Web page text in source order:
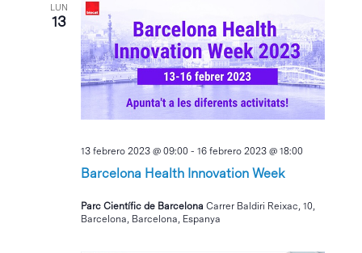
vistas
de
Eventos
LUN
13
Barcelona Health Innovation Week
13 febrero 2023 @ 09:00 -16 febrero 2023 @ 18:00
Parc Científic de BarcelonaCarrer Baldiri Reixac, 10,
Barcelona, Barcelona, Espanya